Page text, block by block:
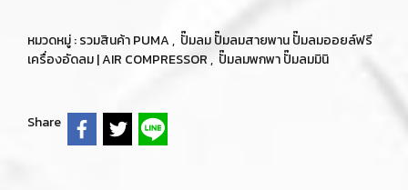
หมวดหมู่ :รวมสินค้า PUMA, ปั๊มลม ปั๊มลมสายพาน ปั๊มลมออยล์ฟรี
เครื่องอัดลม | AIR COMPRESSOR, ปั๊มลมพกพา ปั๊มลมมินิ
Share